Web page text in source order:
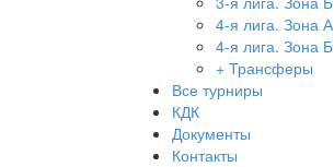
4-я лига. Зона А
4-я лига. Зона Б
+ Трансферы
Все турниры
КДК
Документы
Контакты